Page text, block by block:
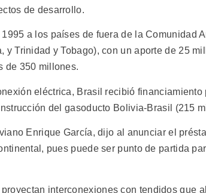
de desarrollo.
a los países de fuera de la Comunidad
y Trinidad y Tobago), con un aporte de 25
de 350 millones.
eléctrica, Brasil recibió financiamiento
del gasoducto Bolivia-Brasil (215
Enrique García, dijo al anunciar el
pues puede ser punto de partida
interconexiones con tendidos que